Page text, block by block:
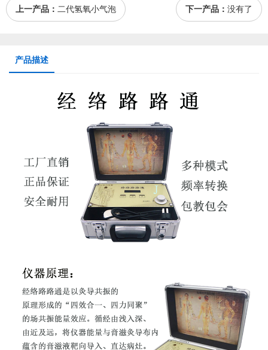
上一产品： 二代氢氧小气泡 下一产品： 没有了
产品描述